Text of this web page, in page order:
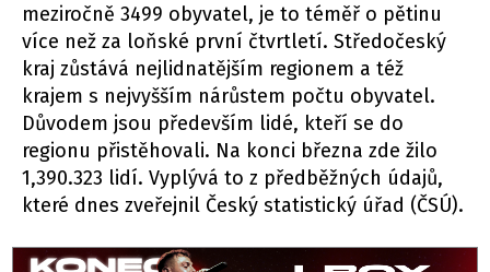
meziročně 3499 obyvatel, je to téměř o pětinu
více než za loňské první čtvrtletí. Středočeský
kraj zůstává nejlidnatějším regionem a též
krajem s nejvyšším nárůstem počtu obyvatel.
Důvodem jsou především lidé, kteří se do
regionu přistěhovali. Na konci března zde žilo
1,390.323 lidí. Vyplývá to z předběžných údajů,
které dnes zveřejnil Český statistický úřad (ČSÚ).